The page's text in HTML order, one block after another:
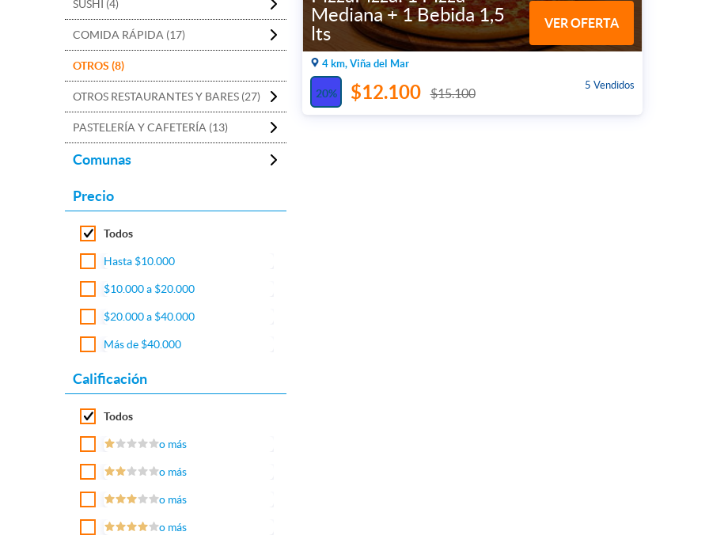
SUSHI (4)
COMIDA RÁPIDA (17)
OTROS (8)
OTROS RESTAURANTES Y BARES (27)
PASTELERÍA Y CAFETERÍA (13)
Comunas
Precio
Todos
Hasta $10.000
$10.000 a $20.000
$20.000 a $40.000
Más de $40.000
Calificación
Todos
o más
o más
o más
o más
Mediana + 1 Bebida 1,5
lts
VER OFERTA
4 km, Viña del Mar
20%
5 Vendidos
$12.100 $15.100